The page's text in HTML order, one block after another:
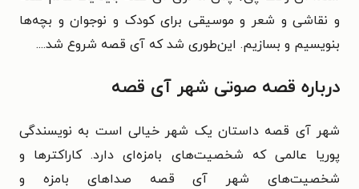
و نقاشی و شعر و موسیقی برای کودک و نوجوان و بچه‌ها
بنویسیم و بسازیم. این‌طوری شد که آی قصه شروع شد....
درباره قصه صوتی شهر آی قصه
شهر آی ‌قصه داستان یک شهر خیالی است به نویسندگی
پوریا عالمی که شخصیت‌های بامزه‌ای دارد. کاراکترها و
شخصیت‌های شهر آی ‌قصه صداهای بامزه و